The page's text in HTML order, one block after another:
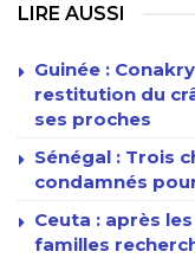
LIRE AUSSI
Guinée :
restitution du
ses proches
Sénégal : Trois
condamnés
Ceuta : après
familles